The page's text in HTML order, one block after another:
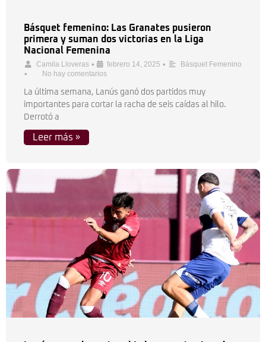
Básquet femenino: Las Granates pusieron
primera y suman dos victorias en la Liga
Nacional Femenina
Camila Lloveras • febrero 14, 2025 • Básquet Femenino
• No hay comentarios
La última semana, Lanús ganó dos partidos muy
importantes para cortar la racha de seis caídas al hilo.
Derrotó a
Leer más »